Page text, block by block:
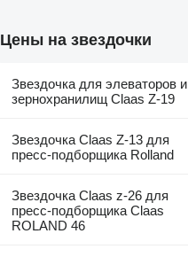
Цены на звездочки
Звездочка для элеваторов и
зернохранилищ Claas Z-19
Звездочка Claas Z-13 для
пресс-подборщика Rolland
Звездочка Claas z-26 для
пресс-подборщика Claas
ROLAND 46